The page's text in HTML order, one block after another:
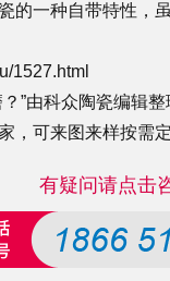
的一种自带特性，
1527.html
”由科众陶瓷编辑
，可来图来样按需定
有疑问请点击